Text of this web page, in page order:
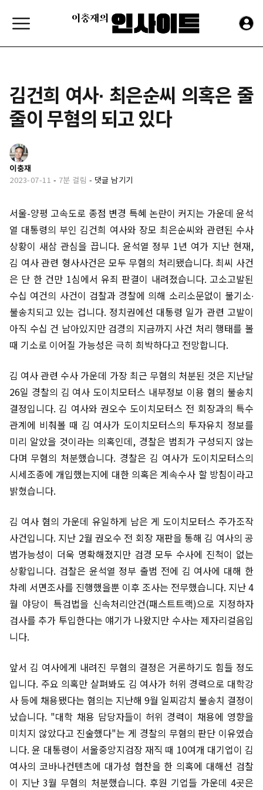
김건희 여사∙ 최은순씨 의혹은 줄
줄이 무혐의 되고 있다
이충재
2023-07-11 - 7분 걸림 - 댓글 남기기
서울-양평 고속도로 종점 변경 특혜 논란이 커지는 가운데 윤석
열 대통령의 부인 김건희 여사와 장모 최은순씨와 관련된 수사
상황이 새삼 관심을 끕니다. 윤석열 정부 1년 여가 지난 현재,
김 여사 관련 형사사건은 모두 무혐의 처리됐습니다. 최씨 사건
은 단 한 건만 1심에서 유죄 판결이 내려졌습니다. 고소고발된
수십 여건의 사건이 검찰과 경찰에 의해 소리소문없이 불기소∙
불송치되고 있는 겁니다. 정치권에선 대통령 일가 관련 고발이
아직 수십 건 남아있지만 검경의 지금까지 사건 처리 행태를 볼
때 기소로 이어질 가능성은 극히 희박하다고 전망합니다.
김 여사 관련 수사 가운데 가장 최근 무혐의 처분된 것은 지난달
26일 경찰의 김 여사 도이치모터스 내부정보 이용 혐의 불송치
결정입니다. 김 여사와 권오수 도이치모터스 전 회장과의 특수
관계에 비춰볼 때 김 여사가 도이치모터스의 투자유치 정보를
미리 알았을 것이라는 의혹인데, 경찰은 범죄가 구성되지 않는
다며 무혐의 처분했습니다. 경찰은 김 여사가 도이치모터스의
시세조종에 개입했는지에 대한 의혹은 계속수사 할 방침이라고
밝혔습니다.
김 여사 혐의 가운데 유일하게 남은 게 도이치모터스 주가조작
사건입니다. 지난 2월 권오수 전 회장 재판을 통해 김 여사의 공
범가능성이 더욱 명확해졌지만 검경 모두 수사에 진척이 없는
상황입니다. 검찰은 윤석열 정부 출범 전에 김 여사에 대해 한
차례 서면조사를 진행했을뿐 이후 조사는 전무했습니다. 지난 4
월 야당이 특검법을 신속처리안건(패스트트랙)으로 지정하자
검사를 추가 투입한다는 얘기가 나왔지만 수사는 제자리걸음입
니다.
앞서 김 여사에게 내려진 무혐의 결정은 거론하기도 힘들 정도
입니다. 주요 의혹만 살펴봐도 김 여사가 허위 경력으로 대학강
사 등에 채용됐다는 혐의는 지난해 9월 일찌감치 불송치 결정이
났습니다. "대학 채용 담당자들이 허위 경력이 채용에 영향을
미치지 않았다고 진술했다"는 게 경찰의 무혐의 판단 이유였습
니다. 윤 대통령이 서울중앙지검장 재직 때 10여개 대기업이 김
여사의 코바나컨텐츠에 대가성 협찬을 한 의혹에 대해선 검찰
이 지난 3월 무혐의 처분했습니다. 후원 기업들 가운데 4곳은